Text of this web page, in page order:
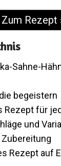
Zum Rezept
Sahne-
begeistern
Rezept für
und
Rezept auf